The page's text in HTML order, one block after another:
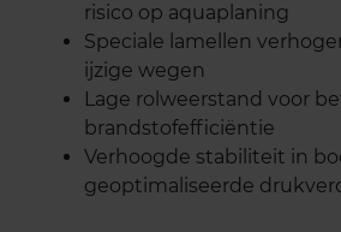
risico op aquaplaning
Speciale lamellen
ijzige wegen
Lage rolweerstand voor
brandstofefficiëntie
Verhoogde stabiliteit in
geoptimaliseerde